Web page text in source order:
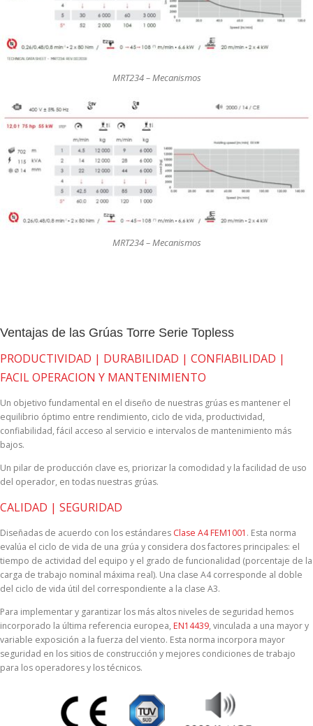
MRT234 – Mecanismos
MRT234 – Mecanismos
Ventajas de las Grúas Torre Serie Topless
PRODUCTIVIDAD | DURABILIDAD | CONFIABILIDAD |
FACIL OPERACION Y MANTENIMIENTO
Un objetivo fundamental en el diseño de nuestras grúas es mantener el
equilibrio óptimo entre rendimiento, ciclo de vida, productividad,
confiabilidad, fácil acceso al servicio e intervalos de mantenimiento más
bajos.
Un pilar de producción clave es, priorizar la comodidad y la facilidad de uso
del operador, en todas nuestras grúas.
CALIDAD | SEGURIDAD
Diseñadas de acuerdo con los estándares Clase A4 FEM1001 . Esta norma
evalúa el ciclo de vida de una grúa y considera dos factores principales: el
tiempo de actividad del equipo y el grado de funcionalidad (porcentaje de la
carga de trabajo nominal máxima real). Una clase A4 corresponde al doble
del ciclo de vida útil del correspondiente a la clase A3.
Para implementar y garantizar los más altos niveles de seguridad hemos
incorporado la última referencia europea, EN14439, vinculada a una mayor y
variable exposición a la fuerza del viento. Esta norma incorpora mayor
seguridad en los sitios de construcción y mejores condiciones de trabajo
para los operadores y los técnicos.